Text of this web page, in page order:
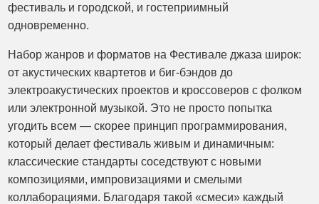
фестиваль и городской, и гостеприимный
одновременно.
Набор жанров и форматов на Фестивале джаза широк:
от акустических квартетов и биг-бэндов до
электроакустических проектов и кроссоверов с фолком
или электронной музыкой. Это не просто попытка
угодить всем — скорее принцип программирования,
который делает фестиваль живым и динамичным:
классические стандарты соседствуют с новыми
композициями, импровизациями и смелыми
коллаборациями. Благодаря такой «смеси» каждый